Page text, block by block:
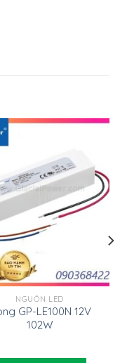
NGUỒN LED
GP-LE100N 12V
102W